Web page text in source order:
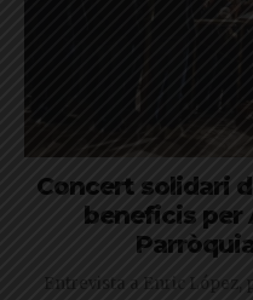
Concert solidari
beneficis per
Entrevista a Enric López,